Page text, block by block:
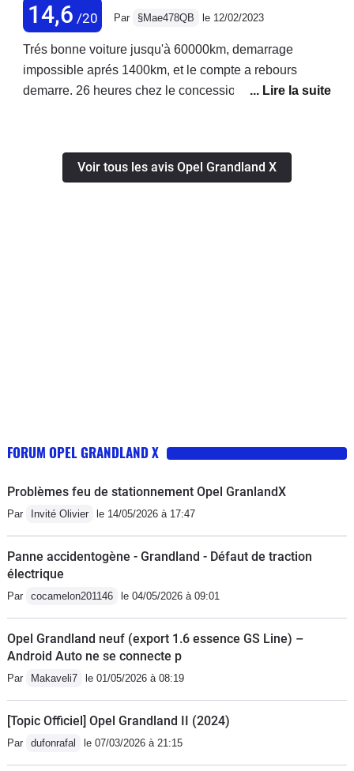
14,6 /20 Par §Mae478QB le 12/02/2023
Trés bonne voiture jusqu'à 60000km, demarrage
impossible aprés 1400km, et le compte a rebours
demarre. 26 heures chez le concessionnaire,
80000km, retour du probleme, le concessionnaire ne
veut plus la prendre en charge, motif, probleme
Voir tous les avis Opel Grandland X
FORUM OPEL GRANDLAND X
Problèmes feu de stationnement Opel GranlandX
Par Invité Olivier le 14/05/2026 à 17:47
Panne accidentogène - Grandland - Défaut de traction
électrique
Par cocamelon201146 le 04/05/2026 à 09:01
Opel Grandland neuf (export 1.6 essence GS Line) –
Android Auto ne se connecte p
Par Makaveli7 le 01/05/2026 à 08:19
[Topic Officiel] Opel Grandland II (2024)
Par dufonrafal le 07/03/2026 à 21:15